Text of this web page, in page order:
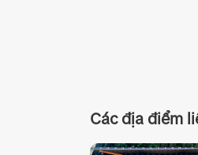
Các địa điểm